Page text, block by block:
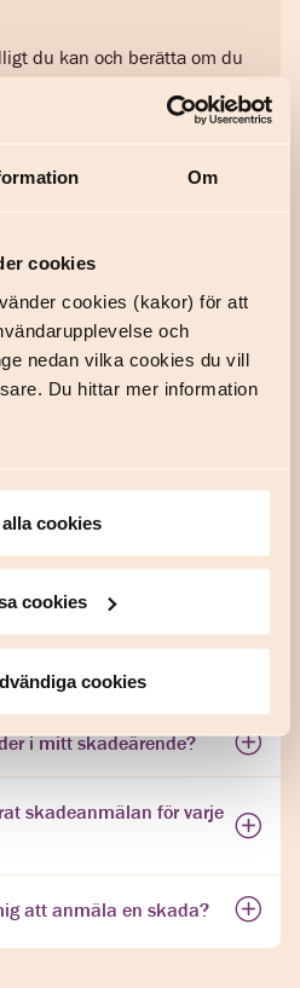
Om
cookies
cookies (kakor) för att
och
nedan vilka cookies du vill
Du hittar mer information
cookies
cookies
cookies
du kan och berätta om du
eller en läkare. Vi
du kan ansöka om
Vi kan inte svara på
men vi kan hjälpa
att du vet vad du kan göra
in min skadeanmälan?
jag får ersättning?
i mitt skadeärende?
skadeanmälan för varje
att anmäla en skada?